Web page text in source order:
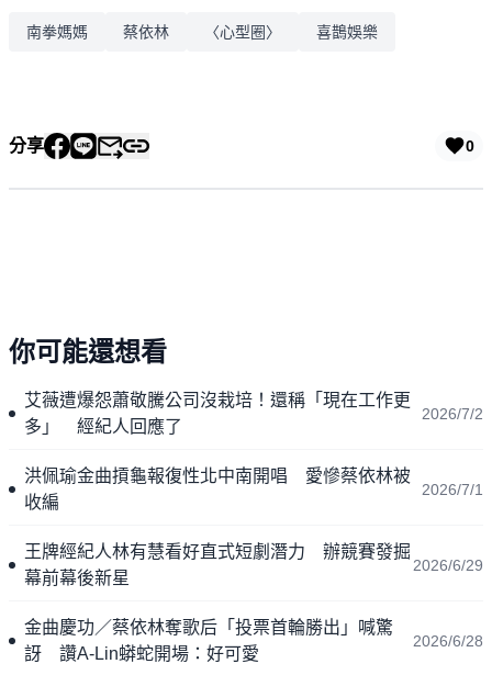
南拳媽媽 蔡依林 〈心型圈〉 喜鵲娛樂
分享 0
你可能還想看
艾薇遭爆怨蕭敬騰公司沒栽培！還稱「現在工作更
多」 經紀人回應了
2026/7/2
洪佩瑜金曲摃龜報復性北中南開唱 愛慘蔡依林被
收編
2026/7/1
王牌經紀人林有慧看好直式短劇潛力 辦競賽發掘
幕前幕後新星
2026/6/29
金曲慶功／蔡依林奪歌后「投票首輪勝出」喊驚
訝 讚A-Lin蟒蛇開場：好可愛
2026/6/28